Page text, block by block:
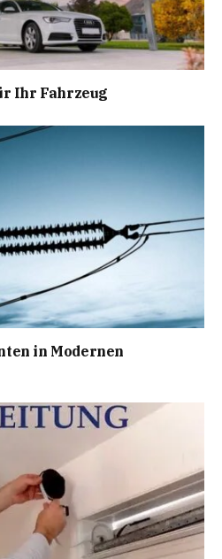
Ihr Fahrzeug
in Modernen